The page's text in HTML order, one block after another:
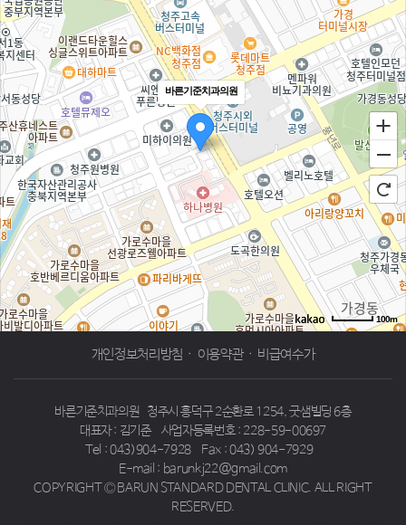
바른기준치과의원
100m
로드뷰 길찾기
개인정보처리방침 · 이용약관 · 비급여수가
바른기준치과의원
청주시 흥덕구 2순환로 1254, 굿샘빌딩 6층
대표자 : 김기준
사업자등록번호 : 228-59-00697
Tel : 043)904-7928
Fax : 043) 904-7929
E-mail : barunkj22@gmail.com
COPYRIGHT Ⓒ BARUN STANDARD DENTAL CLINIC. ALL RIGHT
RESERVED.